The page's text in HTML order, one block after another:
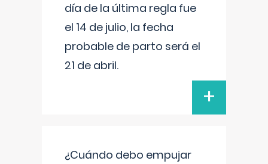
día de la última regla fue
el 14 de julio, la fecha
probable de parto será el
21 de abril.
+
¿Cuándo debo empujar